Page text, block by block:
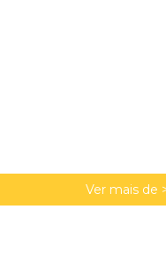
Ver mais de